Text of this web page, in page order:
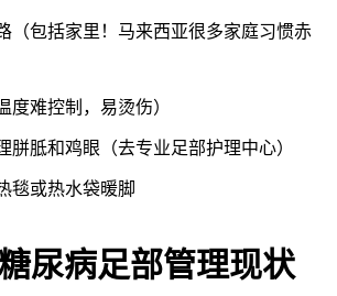
（包括家里！马来西亚很多家庭习惯赤
度难控制，易烫伤）
胼胝和鸡眼（去专业足部护理中心）
毯或热水袋暖脚
尿病足部管理现状